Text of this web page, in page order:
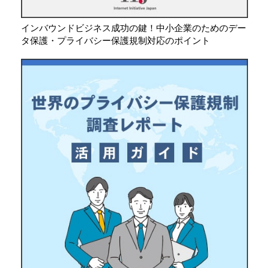
インバウンドビジネス成功の鍵！中小企業のためのデー
タ保護・プライバシー保護規制対応のポイント